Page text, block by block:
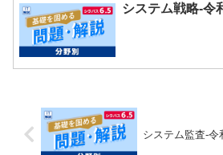
システム戦略-令
システム監査-令